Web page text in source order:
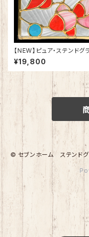
【NEW】ピュア・ステンドグ
H-D55
¥19,800
© セブンホーム ステンド